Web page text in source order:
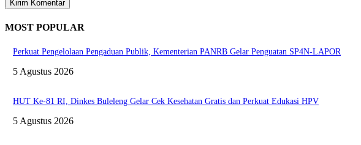
MOST POPULAR
Perkuat Pengelolaan Pengaduan Publik, Kementerian PANRB Gelar Penguatan SP4N-LAPOR
5 Agustus 2026
HUT Ke-81 RI, Dinkes Buleleng Gelar Cek Kesehatan Gratis dan Perkuat Edukasi HPV
5 Agustus 2026